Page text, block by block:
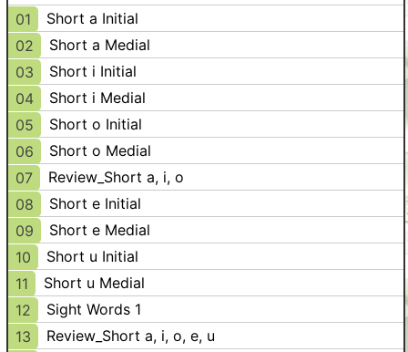
01
Short a Initial
02
Short a Medial
03
Short i Initial
04
Short i Medial
05
Short o Initial
06
Short o Medial
07
Review_Short a, i, o
08
Short e Initial
09
Short e Medial
10
Short u Initial
11
Short u Medial
12
Sight Words 1
13
Review_Short a, i, o, e, u